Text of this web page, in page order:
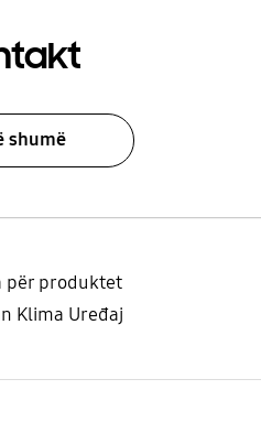
shumë
për produktet
Klima Uređaj